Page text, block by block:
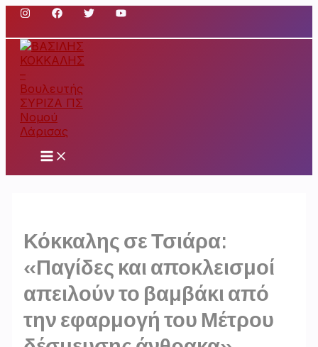
Μετάβαση
περιεχόμενο
Main
Κόκκαλης σε Τσιάρα:
«Παγίδες και αποκλεισμοί
απειλούν το βαμβάκι από
την εφαρμογή του Μέτρου